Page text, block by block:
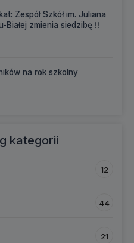
Zespół Szkół im. Juliana
Białej zmienia siedzibę ‼️
na rok szkolny
kategorii
12
44
21